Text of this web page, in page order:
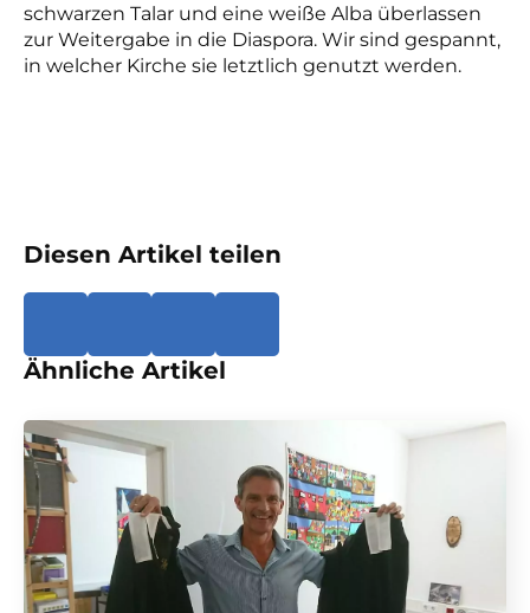
schwarzen Talar und eine weiße Alba überlassen
zur Weitergabe in die Diaspora. Wir sind gespannt,
in welcher Kirche sie letztlich genutzt werden.
Diesen Artikel teilen
Ähnliche Artikel